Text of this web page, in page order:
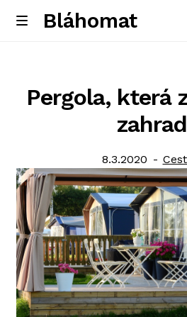
Skip
Skip
M
Bláhomat
Pergola, která
Posted
on
8.3.2020